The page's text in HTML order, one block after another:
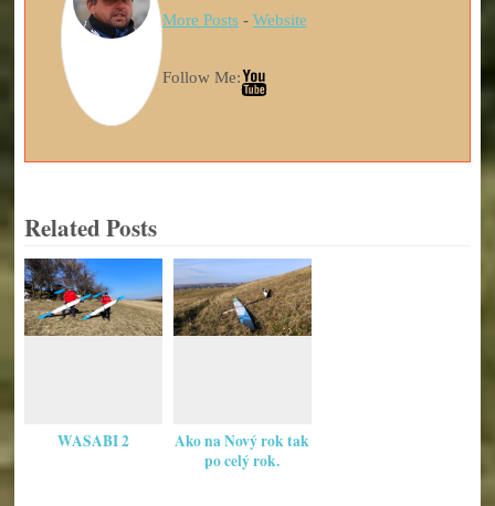
More Posts- Website
Follow Me:
Related Posts
WASABI 2
Ako na Nový rok tak
po celý rok.